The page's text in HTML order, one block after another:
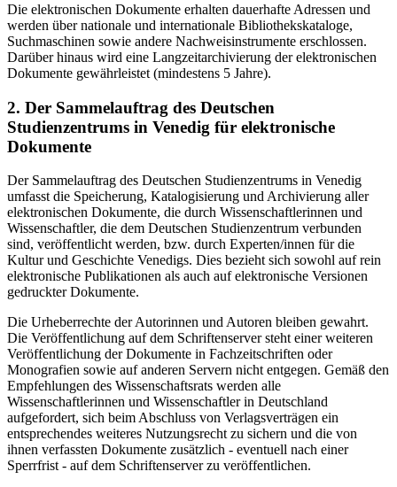
Die elektronischen Dokumente erhalten dauerhafte Adressen und
werden über nationale und internationale Bibliothekskataloge,
Suchmaschinen sowie andere Nachweisinstrumente erschlossen.
Darüber hinaus wird eine Langzeitarchivierung der elektronischen
Dokumente gewährleistet (mindestens 5 Jahre).
2. Der Sammelauftrag des Deutschen
Studienzentrums in Venedig für elektronische
Dokumente
Der Sammelauftrag des Deutschen Studienzentrums in Venedig
umfasst die Speicherung, Katalogisierung und Archivierung aller
elektronischen Dokumente, die durch Wissenschaftlerinnen und
Wissenschaftler, die dem Deutschen Studienzentrum verbunden
sind, veröffentlicht werden, bzw. durch Experten/innen für die
Kultur und Geschichte Venedigs. Dies bezieht sich sowohl auf rein
elektronische Publikationen als auch auf elektronische Versionen
gedruckter Dokumente.
Die Urheberrechte der Autorinnen und Autoren bleiben gewahrt.
Die Veröffentlichung auf dem Schriftenserver steht einer weiteren
Veröffentlichung der Dokumente in Fachzeitschriften oder
Monografien sowie auf anderen Servern nicht entgegen. Gemäß den
Empfehlungen des Wissenschaftsrats werden alle
Wissenschaftlerinnen und Wissenschaftler in Deutschland
aufgefordert, sich beim Abschluss von Verlagsverträgen ein
entsprechendes weiteres Nutzungsrecht zu sichern und die von
ihnen verfassten Dokumente zusätzlich - eventuell nach einer
Sperrfrist - auf dem Schriftenserver zu veröffentlichen.